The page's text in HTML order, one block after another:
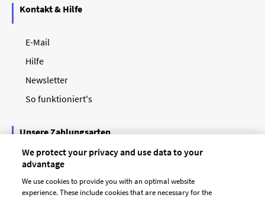
Kontakt & Hilfe
E-Mail
Hilfe
Newsletter
So funktioniert's
Unsere Zahlungsarten
We protect your privacy and use data to your
advantage
We use cookies to provide you with an optimal website
experience. These include cookies that are necessary for the